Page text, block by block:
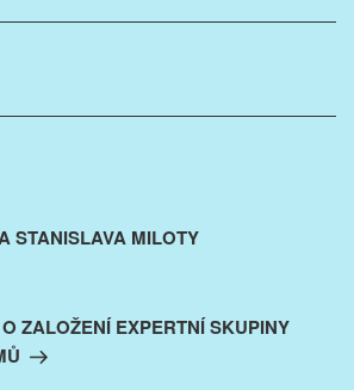
STANISLAVA MILOTY
ZALOŽENÍ EXPERTNÍ SKUPINY